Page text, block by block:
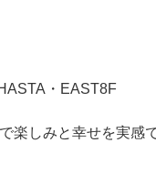
・EAST8F
楽しみと幸せを実感